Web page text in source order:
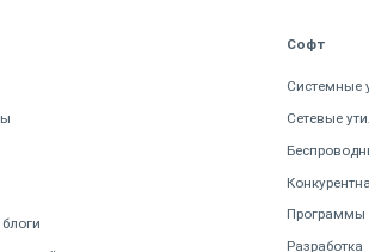
Софт
Системные
Сетевые
Программы
Разработка